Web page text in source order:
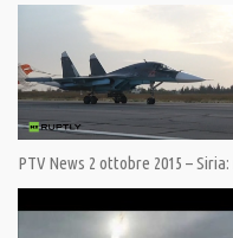
PrimoPiano
Antrace Barack Obama,Colin Powell